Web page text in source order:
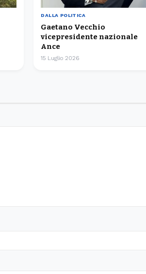
DALLA POLITICA
Gaetano Vecchio
vicepresidente nazionale
Ance
15 Luglio 2026